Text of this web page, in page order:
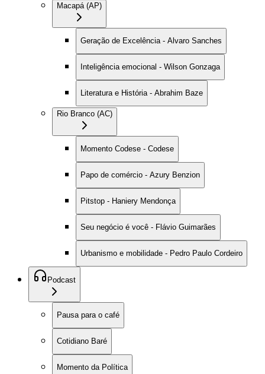
Macapá (AP)
Geração de Excelência - Alvaro Sanches
Inteligência emocional - Wilson Gonzaga
Literatura e História - Abrahim Baze
Rio Branco (AC)
Momento Codese - Codese
Papo de comércio - Azury Benzion
Pitstop - Haniery Mendonça
Seu negócio é você - Flávio Guimarães
Urbanismo e mobilidade - Pedro Paulo Cordeiro
Podcast
Pausa para o café
Cotidiano Baré
Momento da Política